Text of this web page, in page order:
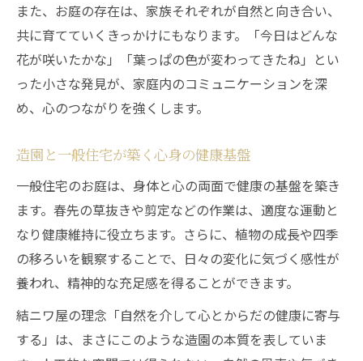
また、お庭の存在は、家族それぞれが自然と向き合い、
共に育てていくきっかけにもなります。「今日はどんな
花が咲いたかな」「葉っぱの色が変わってきたね」とい
った小さな発見が、家庭内のコミュニケーションを深
め、心のつながりを強くします。
造園と一般住宅が築く心身の健康基盤
一般住宅のお庭は、身体と心の両面で健康の基盤を築き
ます。春先の草抜きや剪定などの作業は、適度な運動と
なり健康維持に役立ちます。さらに、植物の成長や四季
の移ろいを観察することで、日々の変化に気づく感性が
養われ、精神的な充足感を得ることができます。
結ニワ屋の理念「自然を介して心とからだの健康に寄与
する」は、まさにこのような造園の本質を表していま